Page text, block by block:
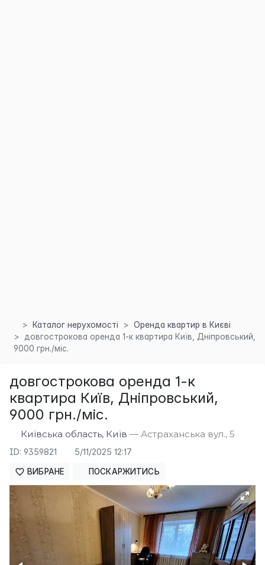
Каталог нерухомості
Оренда квартир в Києві
довгострокова оренда 1-к квартира Київ, Дніпровський,
9000 грн./міс.
довгострокова оренда 1-к
квартира Київ, Дніпровський,
9000 грн./міс.
Київська область, Київ — Астраханська вул., 5
ID: 9359821 5/11/2025 12:17
ВИБРАНЕ ПОСКАРЖИТИСЬ